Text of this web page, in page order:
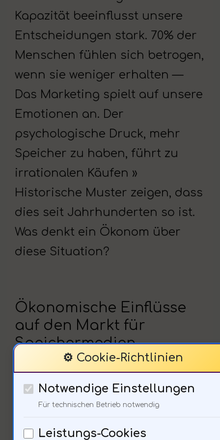
Kapazität beeinflusst unsere
Entscheidungen stark. 70% der
Menschen fühlen sich betrogen,
wenn sie weniger erhalten —
Das Marketing spielt auf unsere
Emotionen an. Der
psychologische Druck, mehr
Speicher zu haben, führt zu
irrationalen Käufen »
Historische Muster zeigen, dass
dies seit Jahrhunderten so ist.
Was denkt ein Ökonom über
diese Situation?
Ökonomische Einflüsse
auf den Markt für
Speichermedien
⚙️ Cookie-Richtlinien
Notwendige Einstellungen
Für technischen Betrieb notwendig
Leistungs-Cookies